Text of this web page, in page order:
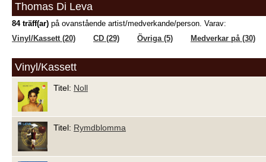
Thomas Di Leva
84 träff(ar) på ovanstående artist/medverkande/person. Varav:
Vinyl/Kassett (20)
CD (29) Övriga (5) Medverkar på (30)
Vinyl/Kassett
Titel: Noll
Titel: Rymdblomma